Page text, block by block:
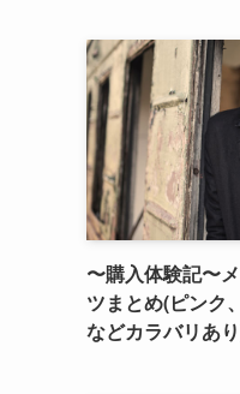
〜購入体験記〜
ツまとめ(ピンク
などカラバリあ